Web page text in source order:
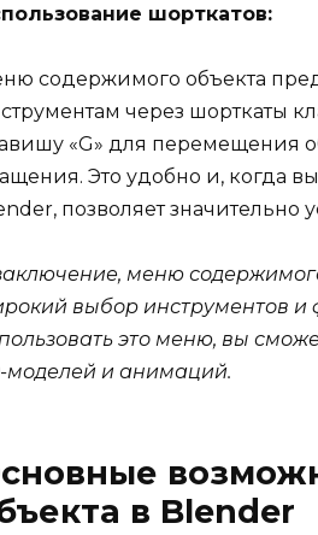
шорткатов:
содержимого объекта
через шорткаты
«G» для перемещения
Это удобно и, когда
позволяет значительно
меню
выбор инструментов и
это меню, вы
моделей и анимаций.
в Blender